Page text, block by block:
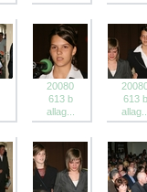
20080
613 b
allag...
613 b